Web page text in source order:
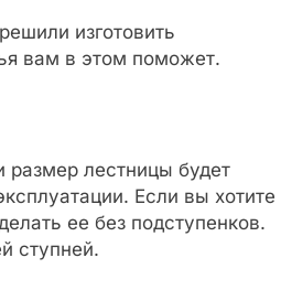
изготовить
вам в этом поможет.
лестницы будет
Если вы хотите
ее без подступенков.
ступней.